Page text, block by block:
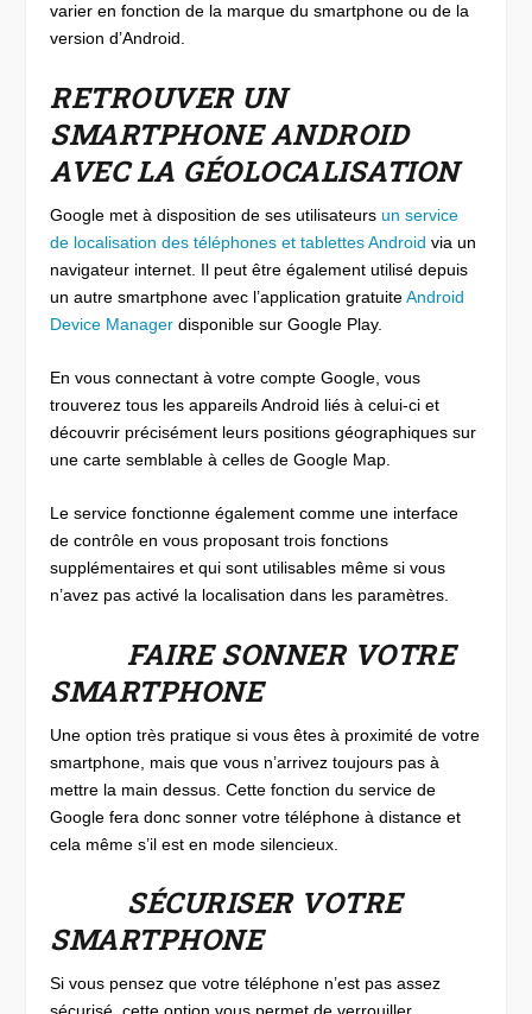
varier en fonction de la marque du smartphone ou de la
version d’Android.
RETROUVER UN
SMARTPHONE ANDROID
AVEC LA GÉOLOCALISATION
Google met à disposition de ses utilisateursun service
de localisation des téléphones et tablettes Android via un
navigateur internet. Il peut être également utilisé depuis
un autre smartphone avec l’application gratuiteAndroid
Device Manager disponible sur Google Play.
En vous connectant à votre compte Google, vous
trouverez tous les appareils Android liés à celui-ci et
découvrir précisément leurs positions géographiques sur
une carte semblable à celles de Google Map.
Le service fonctionne également comme une interface
de contrôle en vous proposant trois fonctions
supplémentaires et qui sont utilisables même si vous
n’avez pas activé la localisation dans les paramètres.
FAIRE SONNER VOTRE
SMARTPHONE
Une option très pratique si vous êtes à proximité de votre
smartphone, mais que vous n’arrivez toujours pas à
mettre la main dessus. Cette fonction du service de
Google fera donc sonner votre téléphone à distance et
cela même s’il est en mode silencieux.
SÉCURISER VOTRE
SMARTPHONE
Si vous pensez que votre téléphone n’est pas assez